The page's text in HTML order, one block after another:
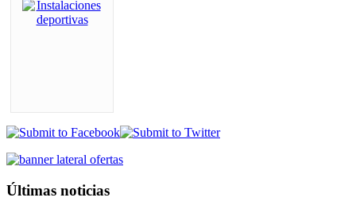
Últimas noticias